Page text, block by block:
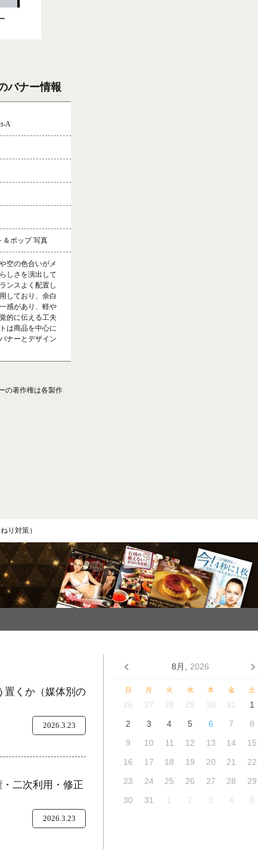
バナー情報
A
＆ポップ 写真
空の色合いがメ
しさを演出して
ンスよく配置し
しており、余白
感があり、軽や
的に伝える工夫
は商品を中心に
ナーとデザイン
の著作権は各製作
り対策）
置くか（媒体別の
2026.3.23
二次利用・修正
2026.3.23
8月, 2026
日 月 火 水 木 金 土
26 27 28 29 30 31
1
2
3 4 5 6 7
8
9
10 11 12 13 14
15
16
17 18 19 20 21
22
23
24 25 26 27 28
29
30
31 1 2 3 4 5